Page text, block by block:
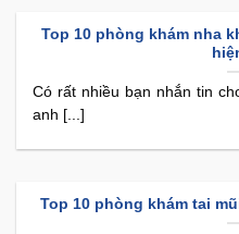
Top 10 phòng khám nha
Có rất nhiều bạn nhắn tin
anh [...]
Top 10 phòng khám tai